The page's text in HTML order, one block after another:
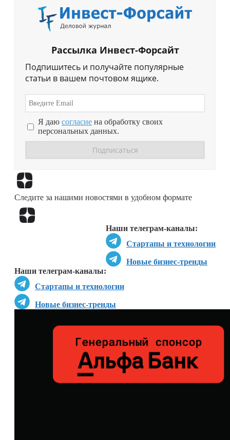
Рассылка Инвест-Форсайт
Подпишитесь и получайте популярные
статьи в вашем почтовом ящике.
Я даю согласие на обработку своих
персональных данных.
Следите за нашими новостями в удобном формате
Наши телеграм-каналы:
Стартапы и технологии
Новые бизнес-тренды
Наши телеграм-каналы:
Стартапы и технологии
Новые бизнес-тренды